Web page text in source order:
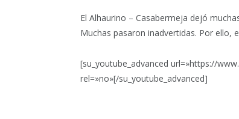
El Alhaurino – Casabermeja dejó
Muchas pasaron inadvertidas. Por ello,
[su_youtube_advanced url=»https://
rel=»no»[/su_youtube_advanced]